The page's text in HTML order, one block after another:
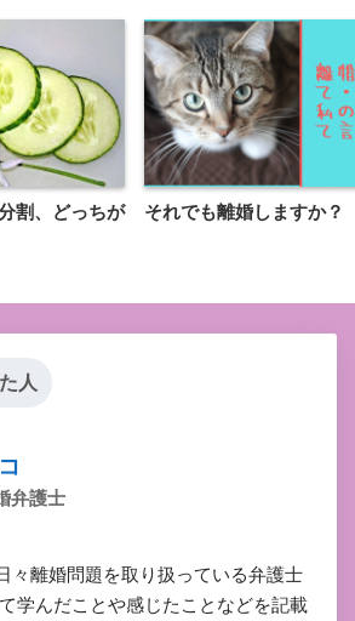
割、どっちが
それでも離婚しますか？
人
弁護士
々離婚問題を取り扱っている弁護士
学んだことや感じたことなどを記載